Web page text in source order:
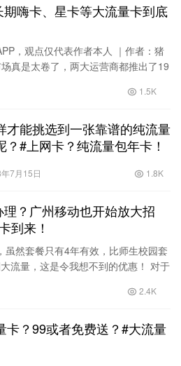
嗨卡、星卡等大流量卡到底
，观点仅代表作者本人 ｜作者：猪
真是太卷了，两大运营商都推出了19
1.5K
才能挑选到一张靠谱的纯流量
？#上网卡？纯流量包年卡！
7月15日 1.8K
？广州移动也开始放大招
到来！
虽然套餐只有4年有效，比师生校园套
流量，这是令我想不到的优惠！ 对于
2.4K
卡？99或者免费送？#大流量